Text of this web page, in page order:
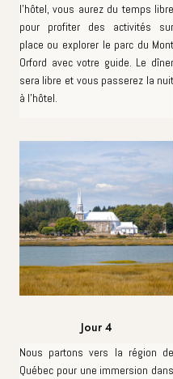
l'hôtel, vous aurez du temps libre
pour profiter des activités sur
place ou explorer le parc du Mont
Orford avec votre guide. Le dîner
sera libre et vous passerez la nuit
à l'hôtel.
Jour 4
Nous partons vers la région de
Québec pour une immersion dans